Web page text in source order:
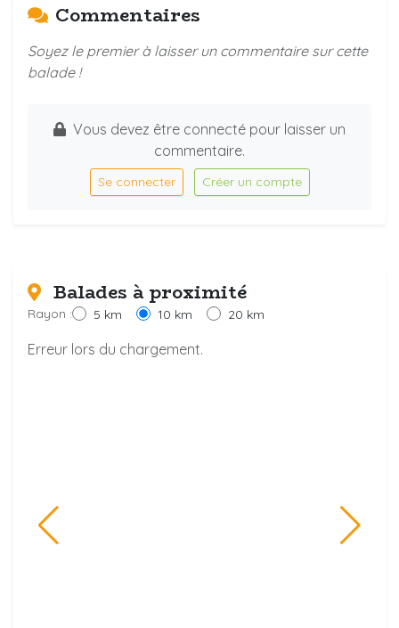
Commentaires
Soyez le premier à laisser un commentaire sur cette
balade !
Vous devez être connecté pour laisser un
commentaire.
Se connecter Créer un compte
Balades à proximité
Rayon : 5 km 10 km 20 km
Erreur lors du chargement.